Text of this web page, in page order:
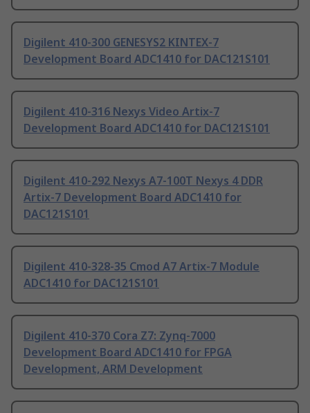
Digilent 410-300 GENESYS2 KINTEX-7
Development Board ADC1410 for DAC121S101
Digilent 410-316 Nexys Video Artix-7
Development Board ADC1410 for DAC121S101
Digilent 410-292 Nexys A7-100T Nexys 4 DDR
Artix-7 Development Board ADC1410 for
DAC121S101
Digilent 410-328-35 Cmod A7 Artix-7 Module
ADC1410 for DAC121S101
Digilent 410-370 Cora Z7: Zynq-7000
Development Board ADC1410 for FPGA
Development, ARM Development